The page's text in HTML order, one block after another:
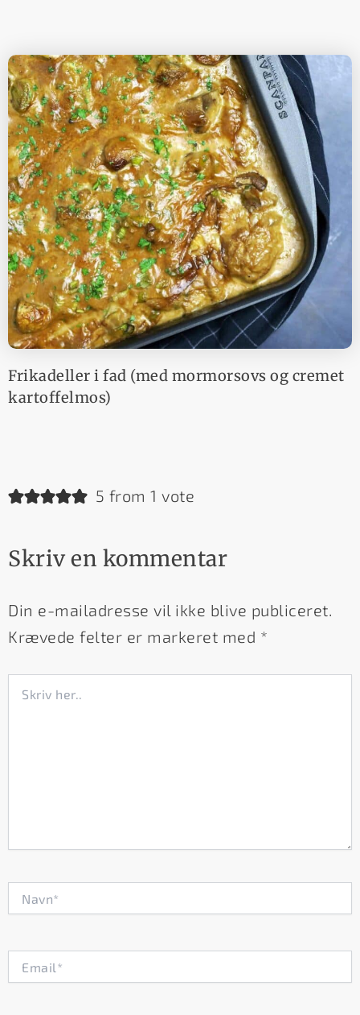
Frikadeller i fad (med mormorsovs og cremet
kartoffelmos)
5 from 1 vote
Skriv en kommentar
Din e-mailadresse vil ikke blive publiceret.
Krævede felter er markeret med *
her..